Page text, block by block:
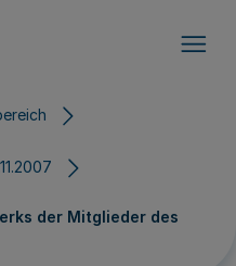
der Mitglieder des